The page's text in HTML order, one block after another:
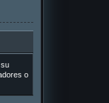
o